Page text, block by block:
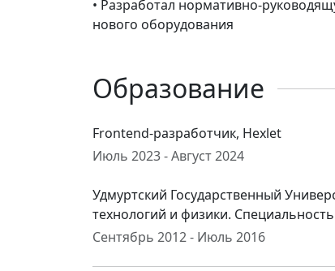
• Разработал нормативно-
нового оборудования
Образование
Frontend-разработчик, Hexlet
Июль 2023 - Август 2024
Удмуртский Государственный
технологий и физики.
Сентябрь 2012 - Июль 2016